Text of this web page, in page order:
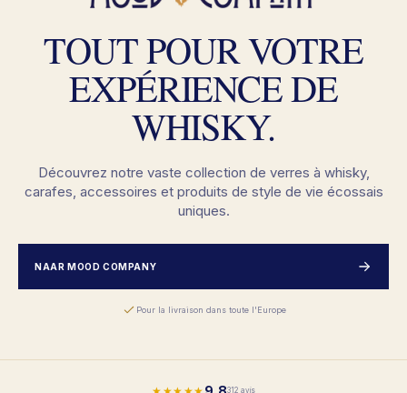
TOUT POUR VOTRE
EXPÉRIENCE DE
WHISKY.
Découvrez notre vaste collection de verres à whisky,
carafes, accessoires et produits de style de vie écossais
uniques.
NAAR MOOD COMPANY
Pour la livraison dans toute l'Europe
★★★★★ 312 avis